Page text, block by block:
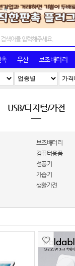
촉 우산 보조배터리
USB/디지털/가전
보조배터리
컴퓨터용품
선풍기
가습기
생활가전